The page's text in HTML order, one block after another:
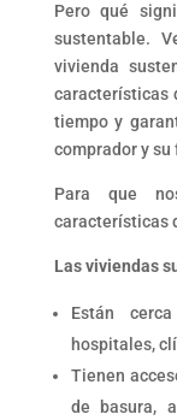
Pero qué
sustentable.
vivienda
características
tiempo y
comprador y
Para que
características
Las viviendas
Están
hospitales,
Tienen
de basura,